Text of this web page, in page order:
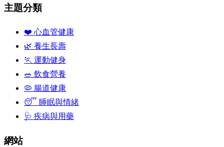
主題分類
❤️ 心血管健康
🌿 養生長壽
🏃 運動健身
🥗 飲食營養
🦠 腸道健康
😴 睡眠與情緒
🩺 疾病與用藥
網站